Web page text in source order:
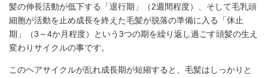
髪の伸長活動が低下する「退行期」（2週間程度）、そして毛乳頭
細胞が活動を止め成長を終えた毛髪が脱落の準備に入る「休止
期」（3～4か月程度）という3つの期を繰り返し過ごす頭髪の生え
変わりサイクルの事です。
このヘアサイクルが乱れ成長期が短縮すると、毛髪はしっかりと